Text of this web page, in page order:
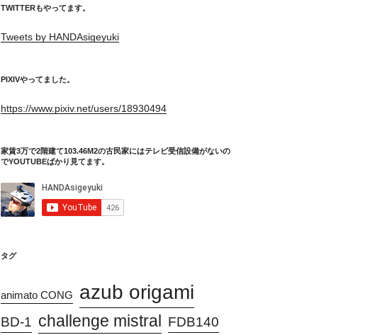
TWITTERもやってます。
Tweets by HANDAsigeyuki
PIXIVやってました。
https://www.pixiv.net/users/18930494
家賃3万で2階建て103.46M2の古民家にはテレビ受信設備がないの
でYOUTUBEばかり見てます。
タグ
animato CONG azub origami
BD-1 challenge mistral
FDB140